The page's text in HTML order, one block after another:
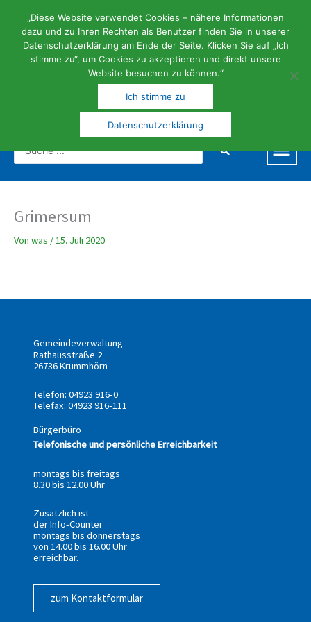
springen
FERIEN- | KUNST- UND KULTURGEMEINDE
...
Grimersum
Von was /15. Juli 2020
Gemeindeverwaltung
Rathausstraße 2
26736 Krummhörn
Telefon: 04923 916-0
Telefax: 04923 916-111
Bürgerbüro
Telefonische und persönliche Erreichbarkeit
montags bis freitags
8.30 bis 12.00 Uhr
Zusätzlich ist
der Info-Counter
montags bis donnerstags
von 14.00 bis 16.00 Uhr
erreichbar.
zum Kontaktformular
„Diese Website verwendet Cookies – nähere Informationen
dazu und zu Ihren Rechten als Benutzer finden Sie in unserer
Datenschutzerklärung am Ende der Seite. Klicken Sie auf „Ich
stimme zu“, um Cookies zu akzeptieren und direkt unsere
Website besuchen zu können.“
Ich stimme zu
Datenschutzerklärung